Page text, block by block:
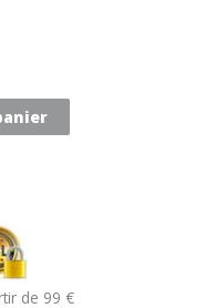
de 99 €